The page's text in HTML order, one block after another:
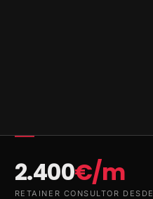
2.400€/m
RETAINER CONSULTOR DESDE